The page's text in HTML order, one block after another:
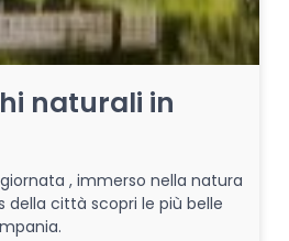
naturali in
, immerso nella natura
della città scopri le più belle